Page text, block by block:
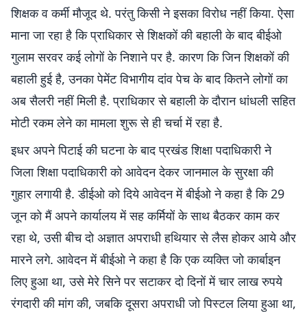
शिक्षक व कर्मी मौजूद थे. परंतु किसी ने इसका विरोध नहीं किया. ऐसा
माना जा रहा है कि प्राधिकार से शिक्षकों की बहाली के बाद बीईओ
गुलाम सरवर कई लोगों के निशाने पर है. कारण कि जिन शिक्षकों की
बहाली हुई है, उनका पेमेंट विभागीय दांव पेच के बाद कितने लोगों का
अब सैलरी नहीं मिली है. प्राधिकार से बहाली के दौरान धांधली सहित
मोटी रकम लेने का मामला शुरू से ही चर्चा में रहा है.
इधर अपने पिटाई की घटना के बाद प्रखंड शिक्षा पदाधिकारी ने
जिला शिक्षा पदाधिकारी को आवेदन देकर जानमाल के सुरक्षा की
गुहार लगायी है. डीईओ को दिये आवेदन में बीईओ ने कहा है कि 29
जून को मैं अपने कार्यालय में सह कर्मियों के साथ बैठकर काम कर
रहा थे, उसी बीच दो अज्ञात अपराधी हथियार से लैस होकर आये और
मारने लगे. आवेदन में बीईओ ने कहा है कि एक व्यक्ति जो कार्बाइन
लिए हुआ था, उसे मेरे सिने पर सटाकर दो दिनों में चार लाख रुपये
रंगदारी की मांग की, जबकि दूसरा अपराधी जो पिस्टल लिया हुआ था,